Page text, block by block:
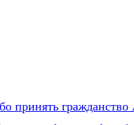
гражданство